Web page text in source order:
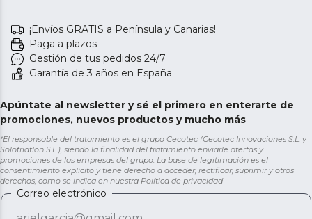
¡Envíos GRATIS a Península y Canarias!
Paga a plazos
Gestión de tus pedidos 24/7
Garantía de 3 años en España
Apúntate al newsletter y sé el primero en enterarte de
promociones, nuevos productos y mucho más
*El responsable del tratamiento es el grupo Cecotec (Cecotec Innovaciones S.L. y
Solotriatlon S.L.), siendo la finalidad del tratamiento enviarle ofertas y
promociones de las empresas del grupo. La base de legitimación es el
consentimiento explícito y tiene derecho a acceder, rectificar, suprimir y otros
derechos, como se indica en nuestra Política de privacidad
Correo electrónico